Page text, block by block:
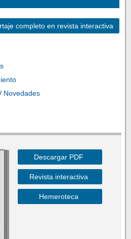
completo en revista interactiva
Novedades
Descargar PDF
Revista interactiva
Hemeroteca